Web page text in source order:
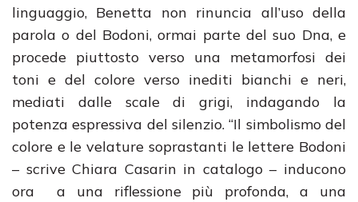
linguaggio, Benetta non rinuncia all’uso della
parola o del Bodoni, ormai parte del suo Dna, e
procede piuttosto verso una metamorfosi dei
toni e del colore verso inediti bianchi e neri,
mediati dalle scale di grigi, indagando la
potenza espressiva del silenzio. “Il simbolismo del
colore e le velature soprastanti le lettere Bodoni
– scrive Chiara Casarin in catalogo – inducono
ora a una riflessione più profonda, a una